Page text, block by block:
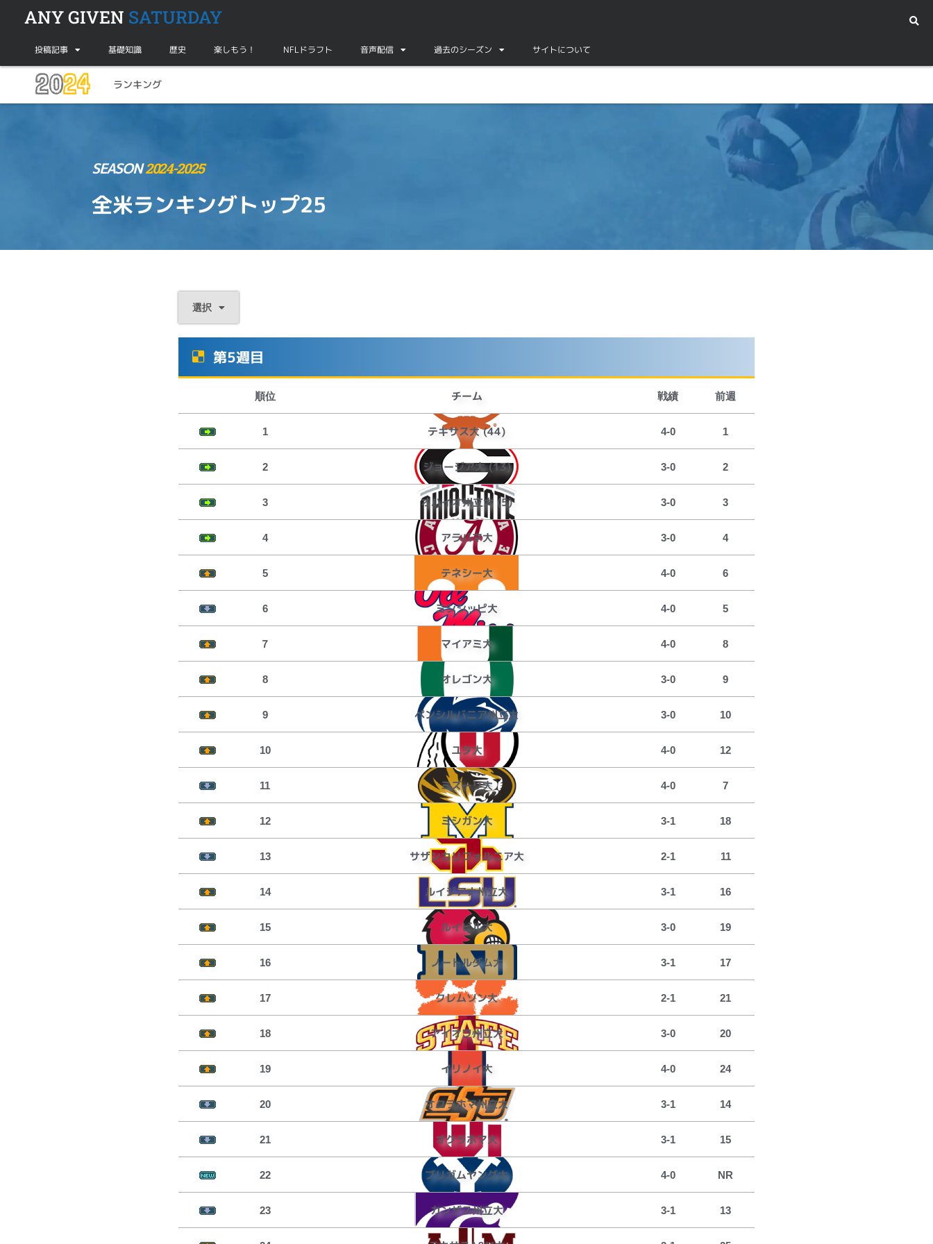
ANY GIVEN SATURDAY
投稿記事 基礎知識 歴史 楽しもう！ NFLドラフト 音声配信 過去のシーズン サイトについて
2024 ランキング
SEASON2024-2025
全米ランキングトップ25
選択
第5週目
順位 チーム 戦績 前週
1 テキサス大 (44) 4-0 1
2 ジョージア大 (13) 3-0 2
3 オハイオ州立大 (5) 3-0 3
4 アラバマ大 3-0 4
5 テネシー大 4-0 6
6 ミシシッピ大 4-0 5
７ マイアミ大 4-0 8
8 オレゴン大 3-0 9
9 ペンシルバニア州立大 3-0 10
10 ユタ大 4-0 12
11 ミズーリ大 4-0 7
12 ミシガン大 3-1 18
13 サザンカリフォルニア大 2-1 11
14 ルイジアナ州立大 3-1 16
15 ルイビル大 3-0 19
16 ノートルダム大 3-1 17
17 クレムソン大 2-1 21
18 アイオワ州立大 3-0 20
19 イリノイ大 4-0 24
20 オクラホマ州立大 3-1 14
21 オクラホマ大 3-1 15
22 ブリガムヤング大 4-0 NR
23 カンザス州立大 3-1 13